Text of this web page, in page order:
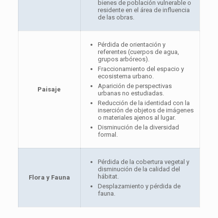
bienes de población vulnerable o
residente en el área de influencia
de las obras.
Paisaje
Pérdida de orientación y
referentes (cuerpos de agua,
grupos arbóreos).
Fraccionamiento del espacio y
ecosistema urbano.
Aparición de perspectivas
urbanas no estudiadas.
Reducción de la identidad con la
inserción de objetos de imágenes
o materiales ajenos al lugar.
Disminución de la diversidad
formal.
Flora y Fauna
Pérdida de la cobertura vegetal y
disminución de la calidad del
hábitat.
Desplazamiento y pérdida de
fauna.